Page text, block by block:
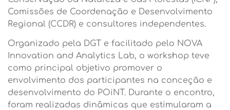
Comissões de Coordenação e Desenvolvimento
Regional (CCDR) e consultores independentes.
Organizado pela DGT e facilitado pelo NOVA
Innovation and Analytics Lab, o workshop teve
como principal objetivo promover o
envolvimento dos participantes na conceção e
desenvolvimento do POiNT. Durante o encontro,
foram realizadas dinâmicas que estimularam a